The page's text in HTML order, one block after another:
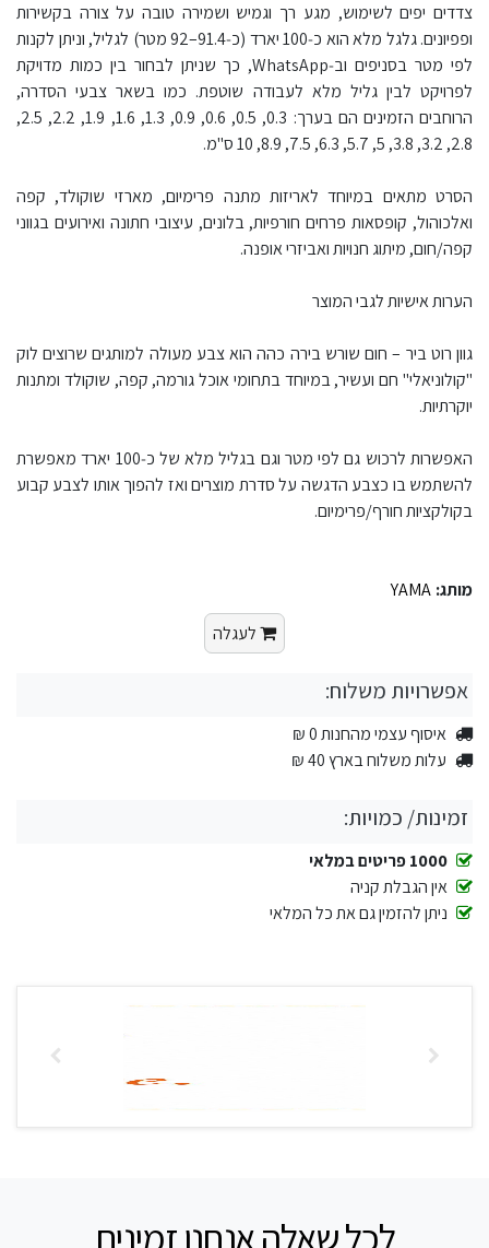
צדדים יפים לשימוש, מגע רך וגמיש ושמירה טובה על צורה בקשירות
ופפיונים. גלגל מלא הוא כ‑100 יארד (כ‑91.4–92 מטר) לגליל, וניתן לקנות
לפי מטר בסניפים וב‑WhatsApp, כך שניתן לבחור בין כמות מדויקת
לפרויקט לבין גליל מלא לעבודה שוטפת. כמו בשאר צבעי הסדרה,
הרוחבים הזמינים הם בערך: 0.3, 0.5, 0.6, 0.9, 1.3, 1.6, 1.9, 2.2, 2.5,
2.8, 3.2, 3.8, 5, 5.7, 6.3, 7.5, 8.9, 10 ס"מ.​
הסרט מתאים במיוחד לאריזות מתנה פרימיום, מארזי שוקולד, קפה
ואלכוהול, קופסאות פרחים חורפיות, בלונים, עיצובי חתונה ואירועים בגווני
קפה/חום, מיתוג חנויות ואביזרי אופנה.​
הערות אישיות לגבי המוצר
גוון רוט ביר – חום שורש בירה כהה הוא צבע מעולה למותגים שרוצים לוק
"קולוניאלי" חם ועשיר, במיוחד בתחומי אוכל גורמה, קפה, שוקולד ומתנות
יוקרתיות.​
האפשרות לרכוש גם לפי מטר וגם בגליל מלא של כ‑100 יארד מאפשרת
להשתמש בו כצבע הדגשה על סדרת מוצרים ואז להפוך אותו לצבע קבוע
בקולקציות חורף/פרימיום.​
מותג: YAMA
לעגלה
אפשרויות משלוח:
איסוף עצמי מהחנות 0 ₪
עלות משלוח בארץ 40 ₪
זמינות/ כמויות:
1000 פריטים במלאי
אין הגבלת קניה
ניתן להזמין גם את כל המלאי
לכל שאלה אנחנו זמינים